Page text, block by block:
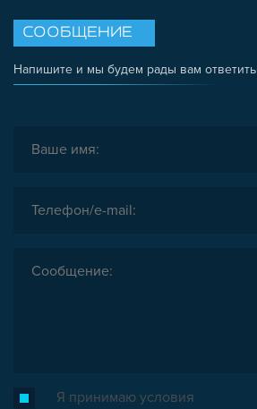
СООБЩЕНИЕ
Напишите и мы будем рады вам ответить
Я принимаю условия